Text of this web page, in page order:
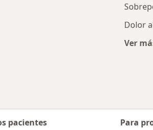
Dolor
Ver
pacientes
Para